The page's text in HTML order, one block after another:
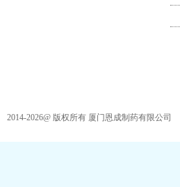
2014-2026@ 版权所有 厦门恩成制药有限公司